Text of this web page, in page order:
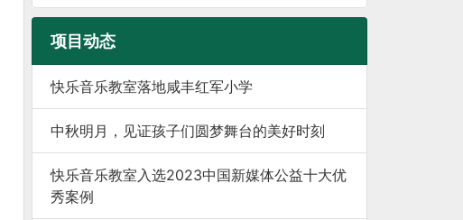
项目动态
快乐音乐教室落地咸丰红军小学
中秋明月，见证孩子们圆梦舞台的美好时刻
快乐音乐教室入选2023中国新媒体公益十大优
秀案例